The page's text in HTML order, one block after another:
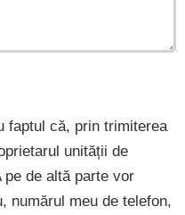
faptul că, prin trimiterea
unității de
pe de altă parte vor
numărul meu de telefon,